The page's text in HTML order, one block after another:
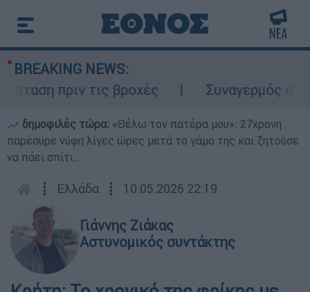
BREAKING NEWS:
πριν τις βροχές
Συναγερμός στον
δημοφιλές τώρα: «Θέλω τον πατέρα μου»: 27χρονη
παρέσυρε νύφη λίγες ώρες μετά το γάμο της και ζητούσε
να πάει σπίτι...
┋ Ελλάδα ┋ 10.05.2026 22:19
Γιάννης Ζιάκας
Αστυνομικός συντάκτης